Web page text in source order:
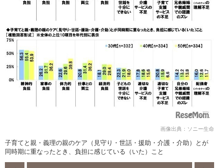
画像出典：ソニー生命
子育てと親・義理の親のケア（見守り・世話・援助・介護・介助）とが
同時期に重なったとき、負担に感じている（いた）こと